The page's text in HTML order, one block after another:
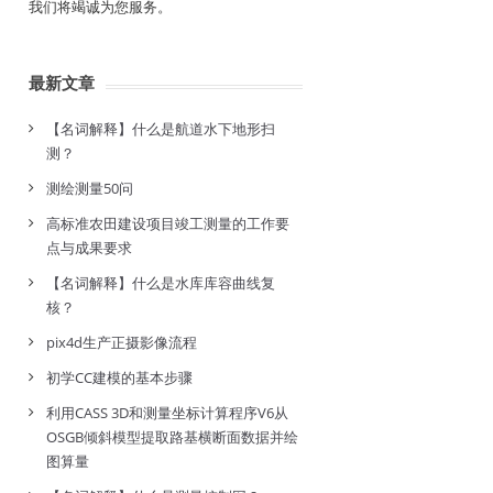
我们将竭诚为您服务。
最新文章
【名词解释】什么是航道水下地形扫
测？
测绘测量50问
高标准农田建设项目竣工测量的工作要
点与成果要求
【名词解释】什么是水库库容曲线复
核？
pix4d生产正摄影像流程
初学CC建模的基本步骤
利用CASS 3D和测量坐标计算程序V6从
OSGB倾斜模型提取路基横断面数据并绘
图算量